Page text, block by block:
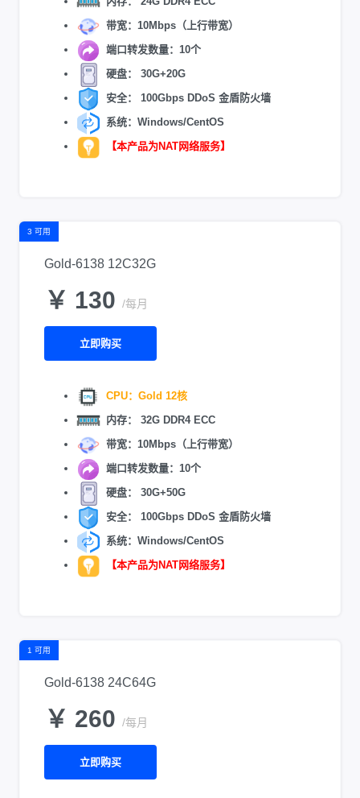
带宽：10Mbps（上行带宽）
端口转发数量：10个
硬盘： 30G+20G
安全： 100Gbps DDoS 金盾防火墙
系统：Windows/CentOS
【本产品为NAT网络服务】
3 可用
Gold-6138 12C32G
￥ 130 /每月
立即购买
CPU：Gold 12核
内存： 32G DDR4 ECC
带宽：10Mbps（上行带宽）
端口转发数量：10个
硬盘： 30G+50G
安全： 100Gbps DDoS 金盾防火墙
系统：Windows/CentOS
【本产品为NAT网络服务】
1 可用
Gold-6138 24C64G
￥ 260 /每月
立即购买